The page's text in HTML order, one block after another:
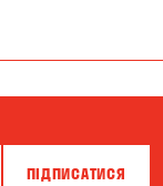
Буча
ПІДПИСАТИСЯ